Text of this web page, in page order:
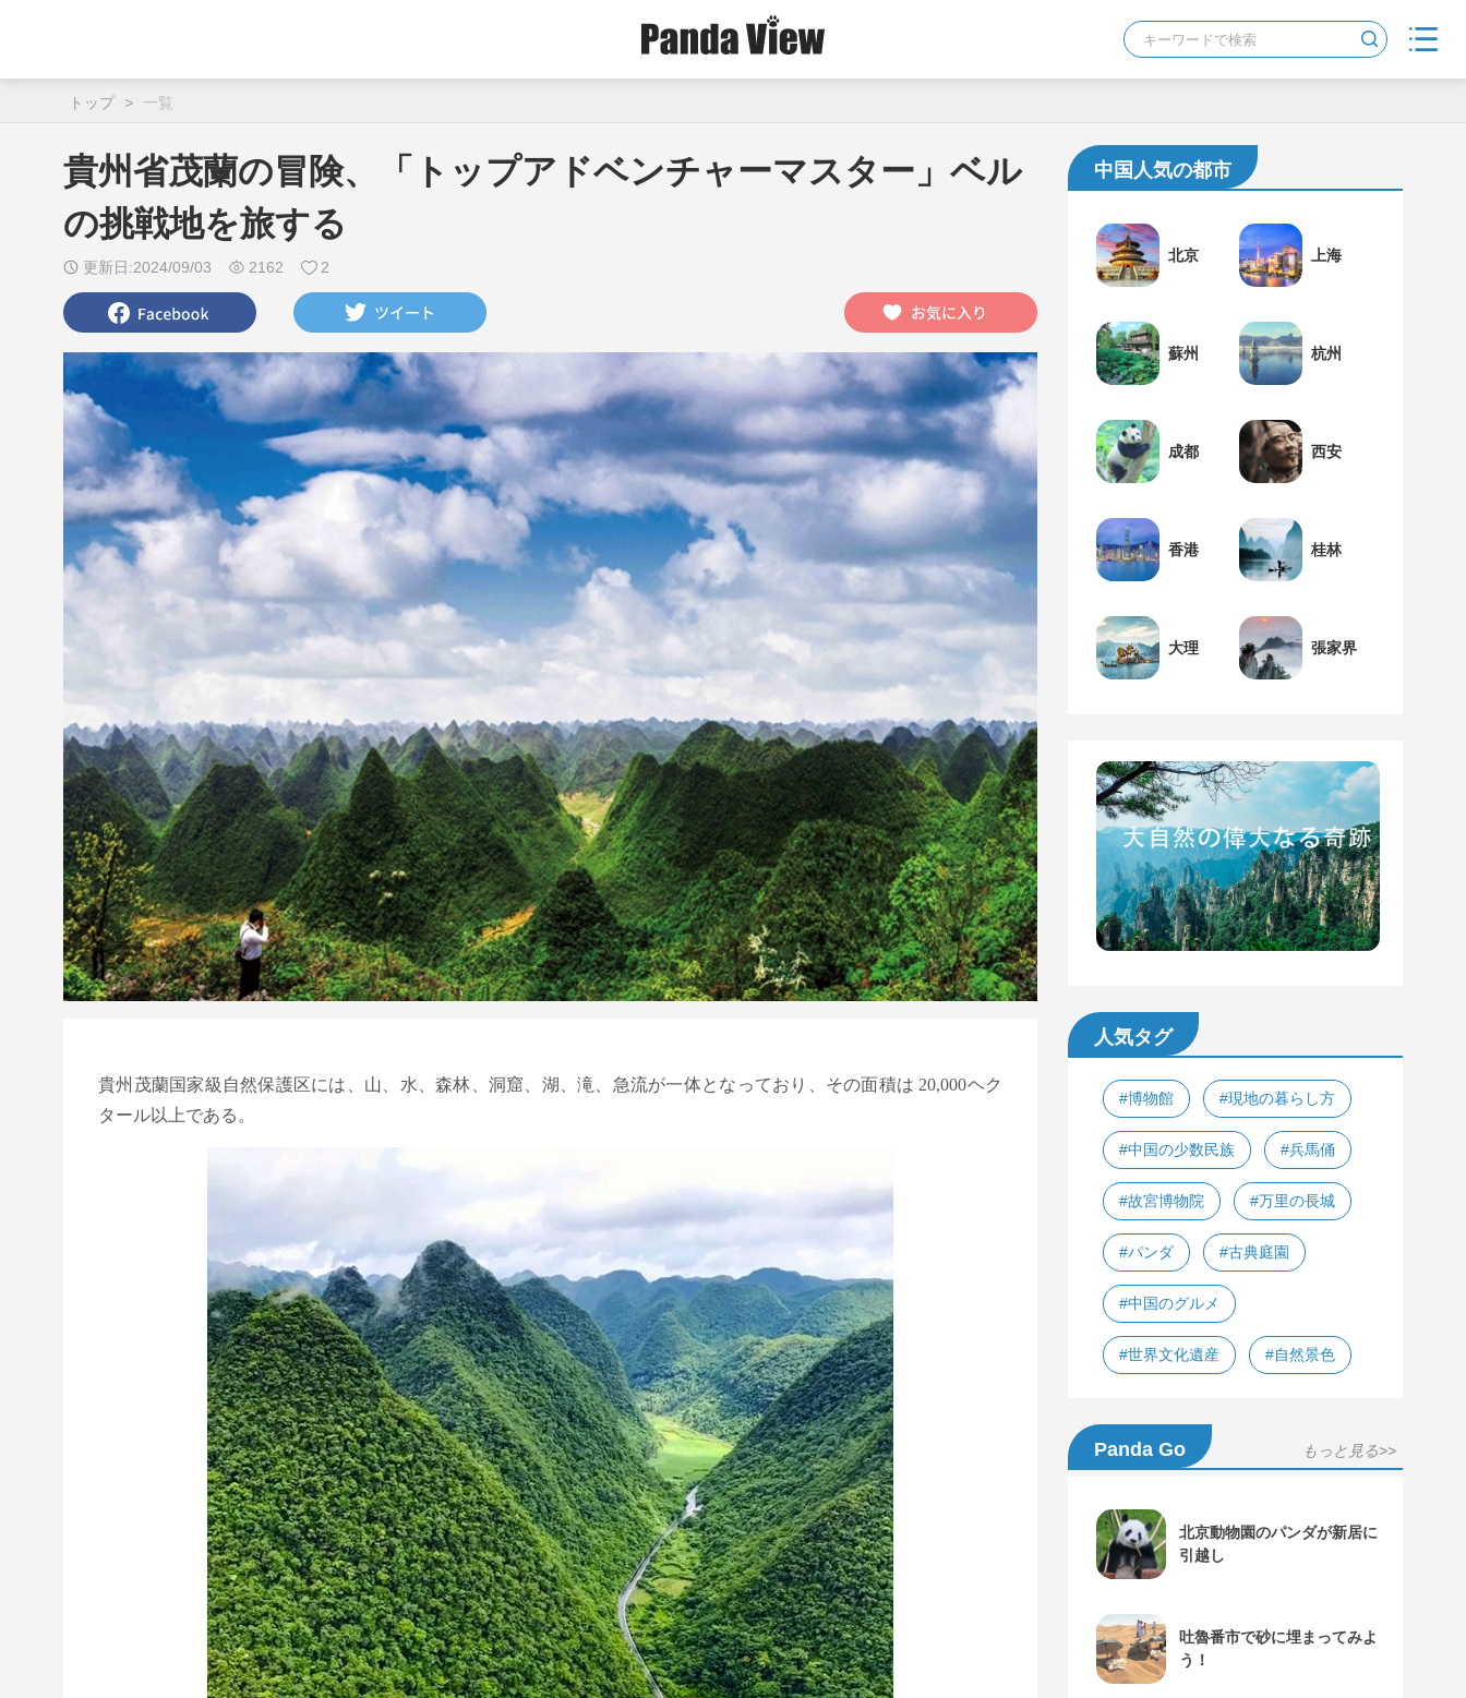
トップ > 一覧
貴州省茂蘭の冒険、「トップアドベンチャーマスター」ベル
の挑戦地を旅する
更新日:2024/09/03 2162 2
貴州茂蘭国家級自然保護区には、山、水、森林、洞窟、湖、滝、急流が一体となっており、その面積は 20,000ヘク
タール以上である。
中国人気の都市
北京 上海
蘇州 杭州
成都 西安
香港 桂林
大理 張家界
人気タグ
#博物館 #現地の暮らし方
#中国の少数民族 #兵馬俑
#故宮博物院 #万里の長城
#パンダ #古典庭園
#中国のグルメ
#世界文化遺産 #自然景色
Panda Go もっと見る>>
北京動物園のパンダが新居に
引越し
吐魯番市で砂に埋まってみよ
う！